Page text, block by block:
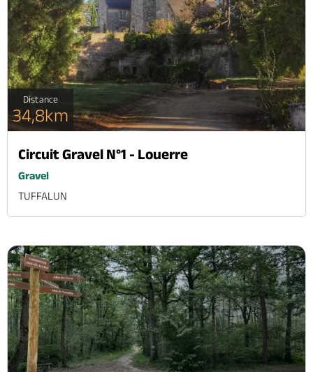
Distance
34,8km
Circuit Gravel N°1 - Louerre
Gravel
TUFFALUN